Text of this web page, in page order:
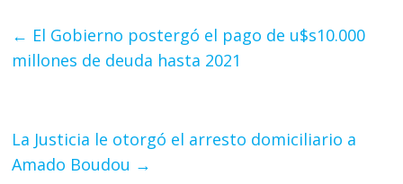
← El Gobierno postergó el pago de u$s10.000
millones de deuda hasta 2021
La Justicia le otorgó el arresto domiciliario a
Amado Boudou →